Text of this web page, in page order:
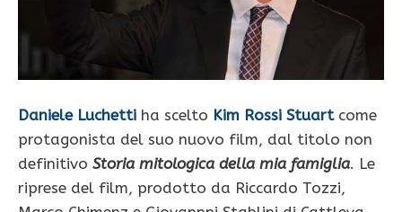
Daniele Luchetti ha scelto Kim Rossi Stuartcome
protagonista del suo nuovo film, dal titolo non
definitivo Storia mitologica della mia famiglia. Le
riprese del film, prodotto da Riccardo Tozzi,